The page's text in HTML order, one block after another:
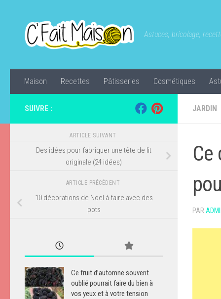
Astuces, bricolage,
Maison Recettes Pâtisseries Cosmétiques
JARDIN
Ce
PAR
SUIVRE :
ARTICLE SUIVANT
Des idées pour fabriquer une tête de lit
originale (24 idées)
ARTICLE PRÉCÉDENT
10 décorations de Noel à faire avec des
pots
Ce fruit d’automne souvent
oublié pourrait faire du bien à
vos yeux et à votre tension